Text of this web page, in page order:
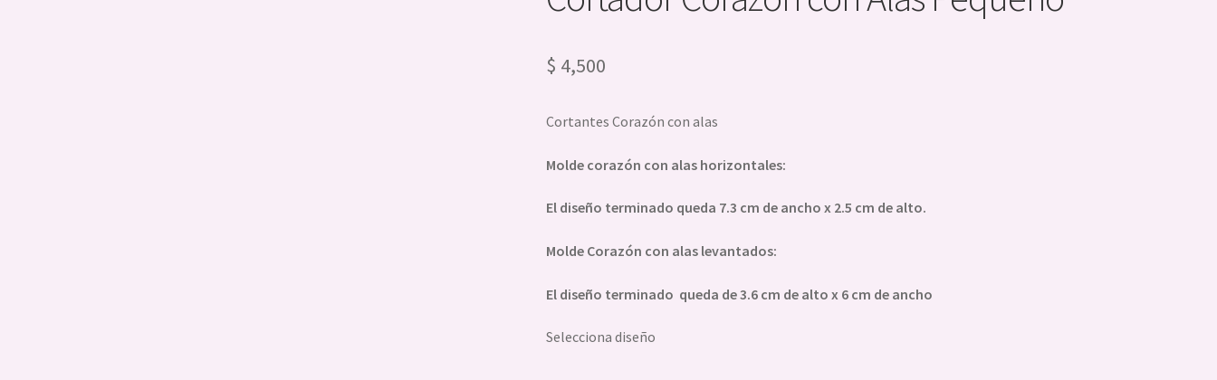
$ 4,500
Cortantes Corazón con alas
Molde corazón con alas horizontales:
El diseño terminado queda 7.3 cm de ancho x 2.5 cm de alto.
Molde Corazón con alas levantados:
El diseño terminado queda de 3.6 cm de alto x 6 cm de ancho
Selecciona diseño